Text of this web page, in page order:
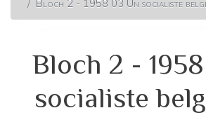
Bloch 2 - 1958 03 Un socialiste belge
Bloch 2 -
socialiste